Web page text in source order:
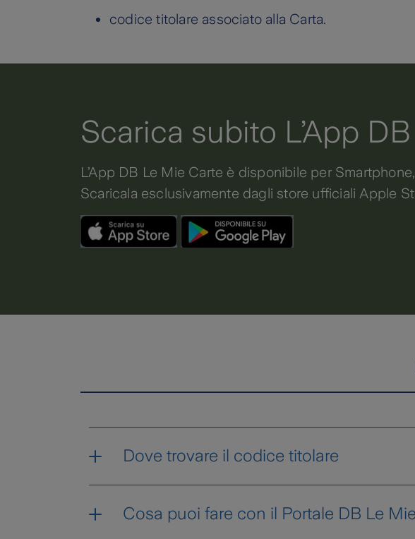
codice titolare associato alla Carta.
Scarica subito L’App
L’App DB Le Mie Carte è disponibile per
Scaricala esclusivamente dagli store ufficiali Apple
Dove trovare il codice titolare
Cosa puoi fare con il Portale DB Le